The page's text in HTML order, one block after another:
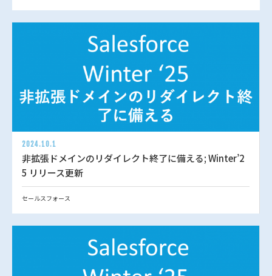
2024.10.1
非拡張ドメインのリダイレクト終了に備える; Winter’2
5 リリース更新
セールスフォース